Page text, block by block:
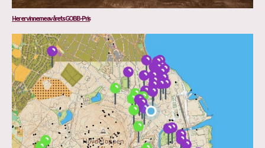
Her er vinnerne av årets GOBB-Pris